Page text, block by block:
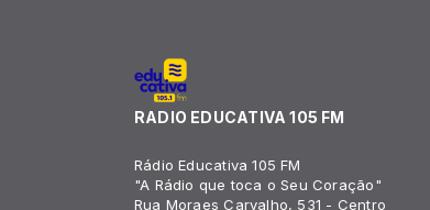
RADIO EDUCATIVA 105 FM
Rádio Educativa 105 FM
"A Rádio que toca o Seu Coração"
Rua Moraes Carvalho, 531 - Centro